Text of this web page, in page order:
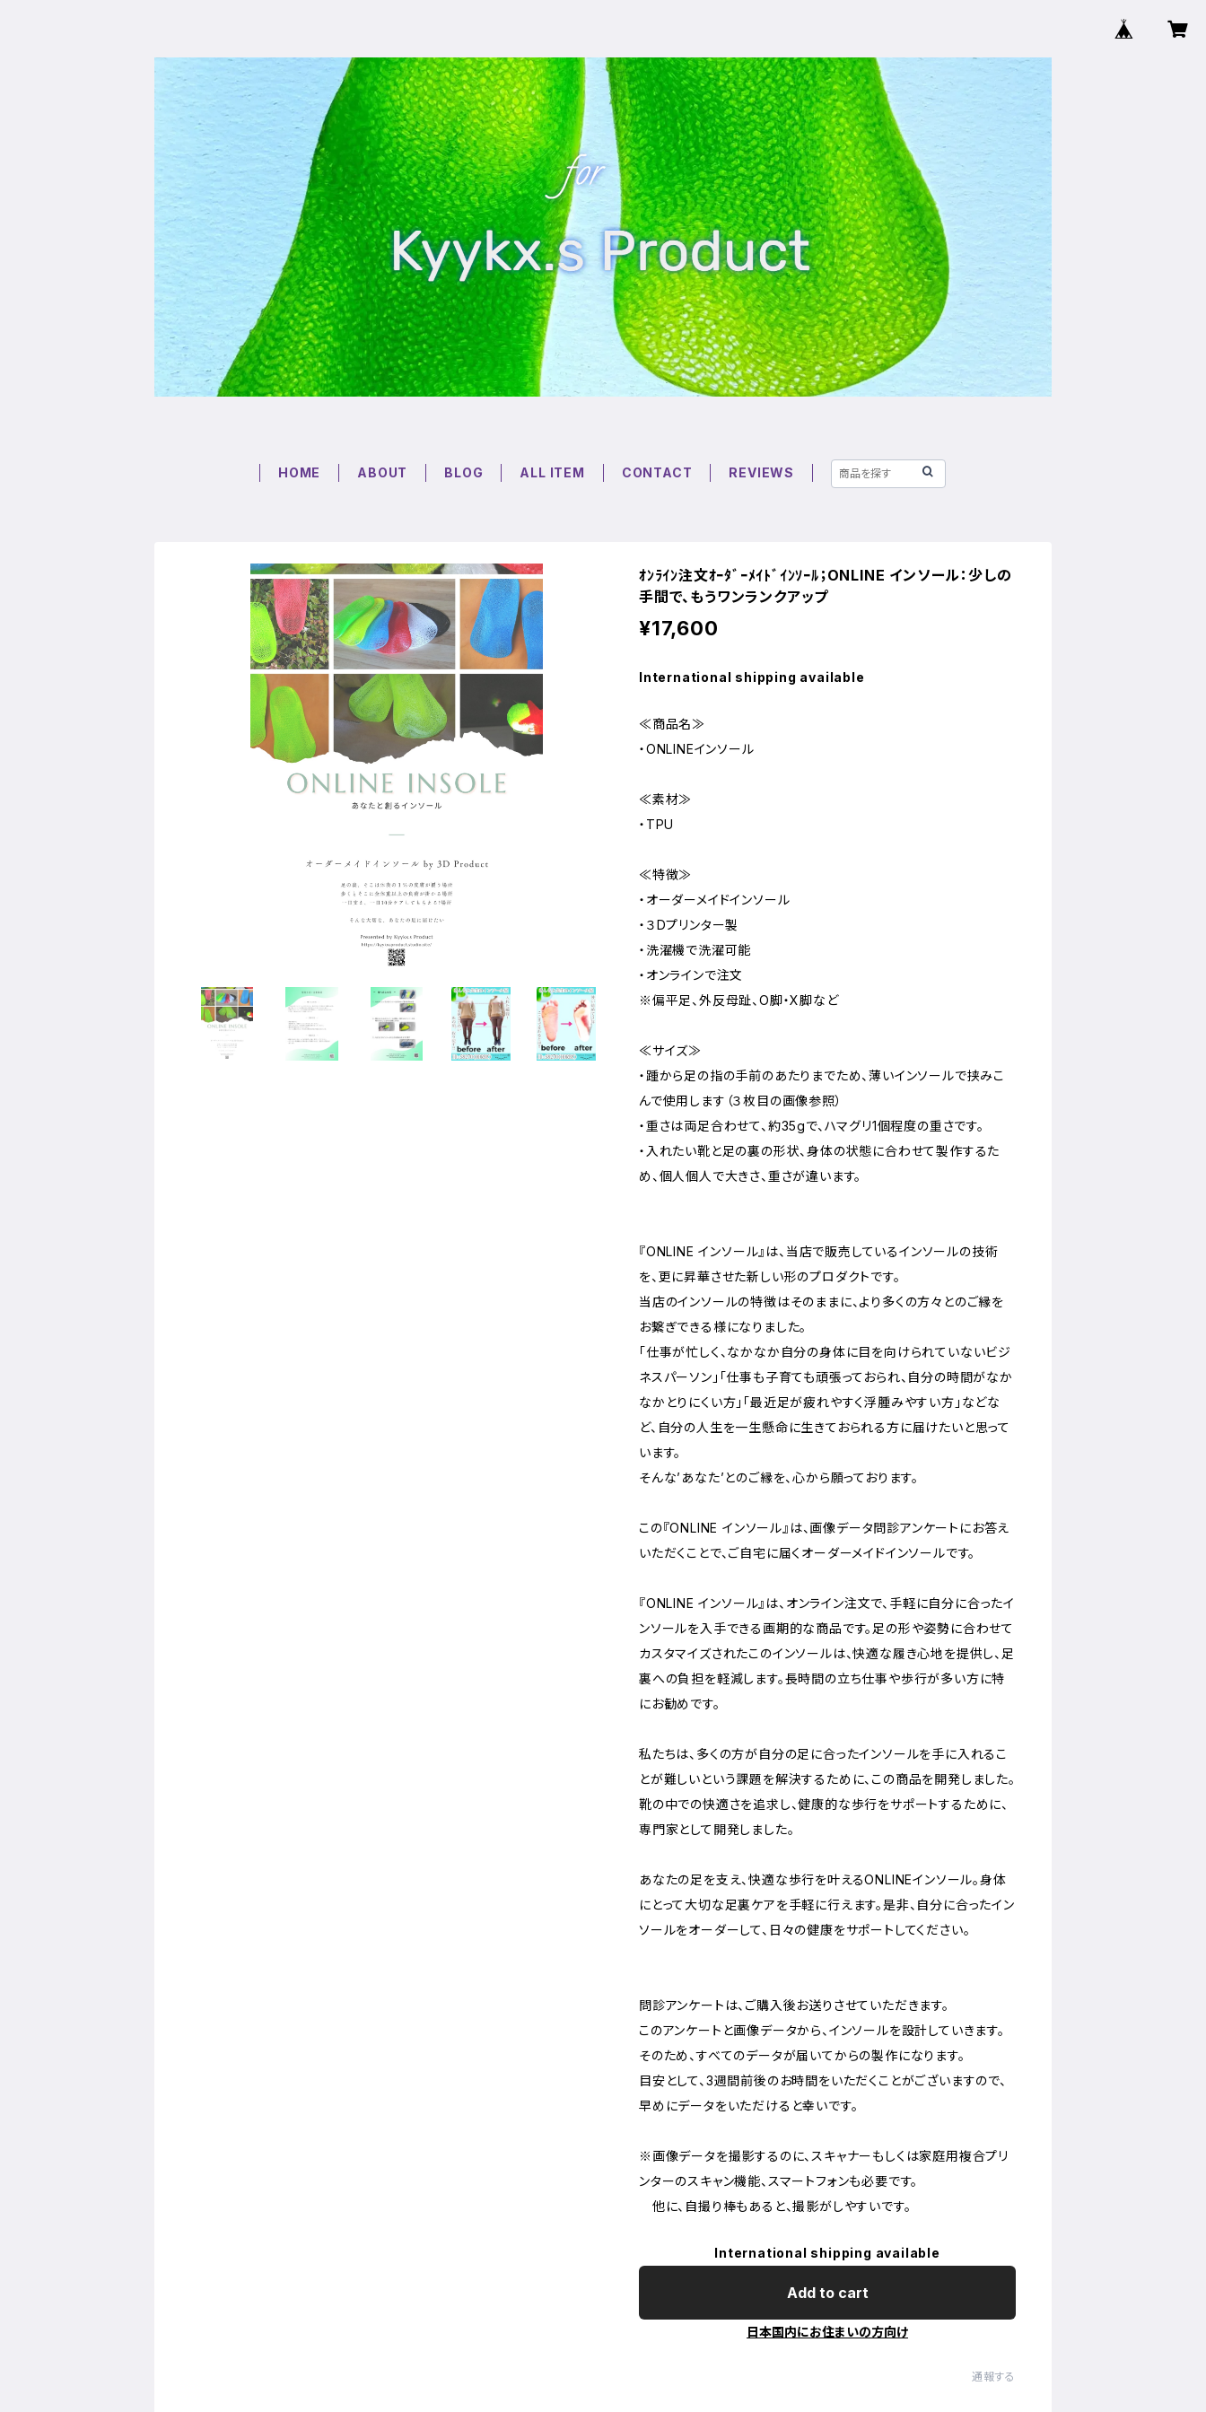
HOME ABOUT BLOG ALL ITEM CONTACT REVIEWS
ｵﾝﾗｲﾝ注文ｵｰﾀﾞｰﾒｲﾄﾞｲﾝｿｰﾙ；ONLINE インソール：少しの
手間で、もうワンランクアップ
¥17,600
International shipping available
≪商品名≫
・ONLINEインソール
≪素材≫
・TPU
≪特徴≫
・オーダーメイドインソール
・３Dプリンター製
・洗濯機で洗濯可能
・オンラインで注文
※偏平足、外反母趾、O脚・X脚など
≪サイズ≫
・踵から足の指の手前のあたりまでため、薄いインソールで挟みこ
んで使用します（３枚目の画像参照）
・重さは両足合わせて、約35gで、ハマグリ1個程度の重さです。
・入れたい靴と足の裏の形状、身体の状態に合わせて製作するた
め、個人個人で大きさ、重さが違います。
『ONLINE インソール』は、当店で販売しているインソールの技術
を、更に昇華させた新しい形のプロダクトです。
当店のインソールの特徴はそのままに、より多くの方々とのご縁を
お繋ぎできる様になりました。
「仕事が忙しく、なかなか自分の身体に目を向けられていないビジ
ネスパーソン」「仕事も子育ても頑張っておられ、自分の時間がなか
なかとりにくい方」「最近足が疲れやすく浮腫みやすい方」などな
ど、自分の人生を一生懸命に生きておられる方に届けたいと思って
います。
そんな’あなた’とのご縁を、心から願っております。
この『ONLINE インソール』は、画像データ問診アンケートにお答え
いただくことで、ご自宅に届くオーダーメイドインソールです。
『ONLINE インソール』は、オンライン注文で、手軽に自分に合ったイ
ンソールを入手できる画期的な商品です。足の形や姿勢に合わせて
カスタマイズされたこのインソールは、快適な履き心地を提供し、足
裏への負担を軽減します。長時間の立ち仕事や歩行が多い方に特
にお勧めです。
私たちは、多くの方が自分の足に合ったインソールを手に入れるこ
とが難しいという課題を解決するために、この商品を開発しました。
靴の中での快適さを追求し、健康的な歩行をサポートするために、
専門家として開発しました。
あなたの足を支え、快適な歩行を叶えるONLINEインソール。身体
にとって大切な足裏ケアを手軽に行えます。是非、自分に合ったイン
ソールをオーダーして、日々の健康をサポートしてください。
問診アンケートは、ご購入後お送りさせていただきます。
このアンケートと画像データから、インソールを設計していきます。
そのため、すべてのデータが届いてからの製作になります。
目安として、3週間前後のお時間をいただくことがございますので、
早めにデータをいただけると幸いです。
※画像データを撮影するのに、スキャナーもしくは家庭用複合プリ
ンターのスキャン機能、スマートフォンも必要です。
他に、自撮り棒もあると、撮影がしやすいです。
International shipping available
Add to cart
日本国内にお住まいの方向け
通報する